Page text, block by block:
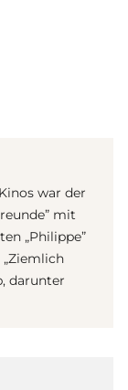
war der
mit
„Philippe”
„Ziemlich
darunter